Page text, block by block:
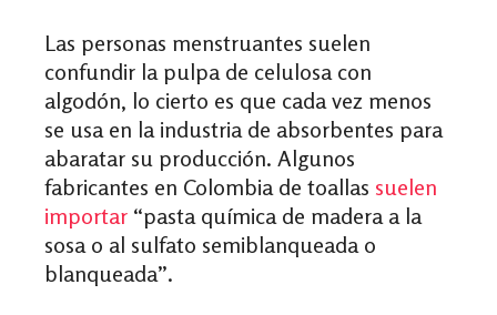
Las personas menstruantes suelen
confundir la pulpa de celulosa con
algodón, lo cierto es que cada vez menos
se usa en la industria de absorbentes para
abaratar su producción. Algunos
fabricantes en Colombia de toallas suelen
importar “pasta química de madera a la
sosa o al sulfato semiblanqueada o
blanqueada”.